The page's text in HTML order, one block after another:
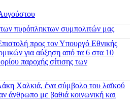
πυρόπληκτων συμπολιτών μας
προς τον Υπουργό Εθνικής
για αύξηση από τα 6 στα 10
παροχής σίτισης των
Χαλκιά, ένα σύμβολο του λαϊκού
άνθρωπο με βαθιά κοινωνική και